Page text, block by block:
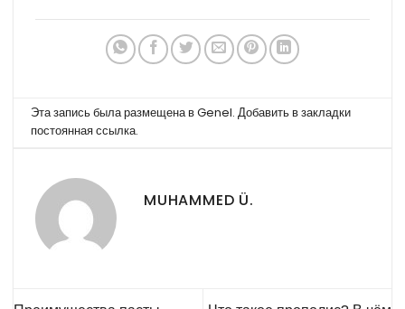
Эта запись была размещена вGenel. Добавить в закладки
постоянная ссылка.
MUHAMMED Ü.